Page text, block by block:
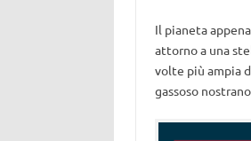
Il pianeta
attorno a una
volte più ampia
gassoso